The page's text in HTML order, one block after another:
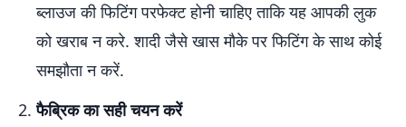
ब्लाउज की फिटिंग परफेक्ट होनी चाहिए ताकि यह आपकी लुक
को खराब न करे. शादी जैसे खास मौके पर फिटिंग के साथ कोई
समझौता न करें.
फैब्रिक का सही चयन करें